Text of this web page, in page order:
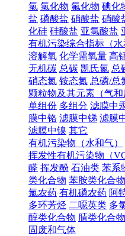
氯 氯化物 氟化物 碘化
盐 磷酸盐 硝酸盐 硝酸
化硅 硅酸盐 亚氯酸盐
有机污染综合指标（水
溶解氧 化学需氧量 高
无机碳 总碳 凯氏氮 总
硝态氮 铵态氮 总磷/总
颗粒物及其元素（气和
单组份 多组分 滤膜中
膜中铬 滤膜中锑 滤膜
滤膜中镍 其它
有机污染物（水和气）
挥发性有机污染物（
醛 挥发酚 石油类 苯系
类化合物 苯胺类化合物
氯农药 有机磷农药 阿
多环芳烃 二噁英类 多
醇类化合物 腈类化合物
固废和气体